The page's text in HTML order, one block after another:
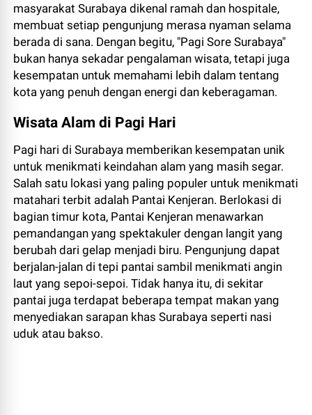
masyarakat Surabaya dikenal ramah dan hospitale,
membuat setiap pengunjung merasa nyaman selama
berada di sana. Dengan begitu, "Pagi Sore Surabaya"
bukan hanya sekadar pengalaman wisata, tetapi juga
kesempatan untuk memahami lebih dalam tentang
kota yang penuh dengan energi dan keberagaman.
Wisata Alam di Pagi Hari
Pagi hari di Surabaya memberikan kesempatan unik
untuk menikmati keindahan alam yang masih segar.
Salah satu lokasi yang paling populer untuk menikmati
matahari terbit adalah Pantai Kenjeran. Berlokasi di
bagian timur kota, Pantai Kenjeran menawarkan
pemandangan yang spektakuler dengan langit yang
berubah dari gelap menjadi biru. Pengunjung dapat
berjalan-jalan di tepi pantai sambil menikmati angin
laut yang sepoi-sepoi. Tidak hanya itu, di sekitar
pantai juga terdapat beberapa tempat makan yang
menyediakan sarapan khas Surabaya seperti nasi
uduk atau bakso.